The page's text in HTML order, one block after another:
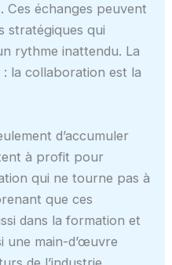
échanges peuvent
stratégiques qui
rythme inattendu. La
: la collaboration est la
d’accumuler
à profit pour
qui ne tourne pas à
que ces
dans la formation et
une main-d’œuvre